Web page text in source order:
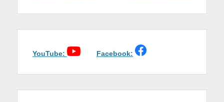
ゲ
シ
稿:
稿:
YouTube: Facebook: